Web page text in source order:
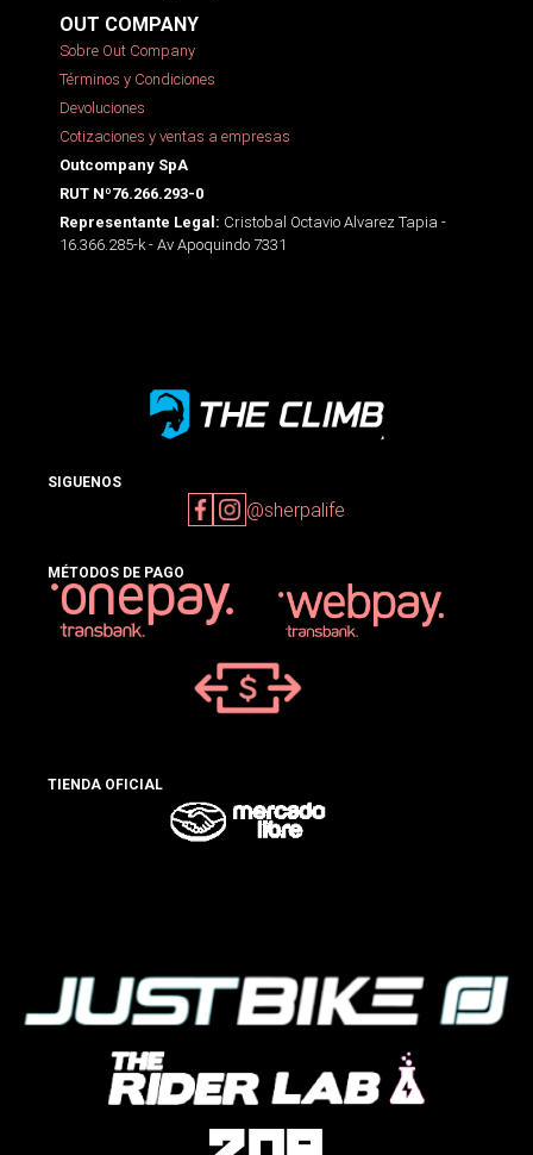
OUT COMPANY
Sobre Out Company
Términos y Condiciones
Devoluciones
Cotizaciones y ventas a empresas
Outcompany SpA
RUT Nº76.266.293-0
Representante Legal: Cristobal Octavio Alvarez Tapia -
16.366.285-k - Av Apoquindo 7331
SIGUENOS
@sherpalife
MÉTODOS DE PAGO
TIENDA OFICIAL